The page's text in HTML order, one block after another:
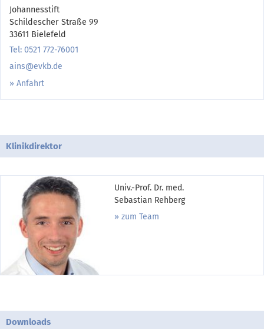
Johannesstift
Schildescher Straße 99
33611 Bielefeld
Tel: 0521 772-76001
ains@evkb.de
Anfahrt
Klinikdirektor
Univ.-Prof. Dr. med.
Sebastian Rehberg
zum Team
Downloads